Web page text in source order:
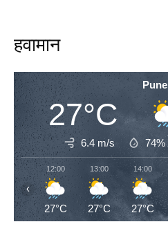
हवामान
Pune
27°C
6.4 m/s 74%
12:00
27°C
13:00
27°C
14:00
27°C
‹